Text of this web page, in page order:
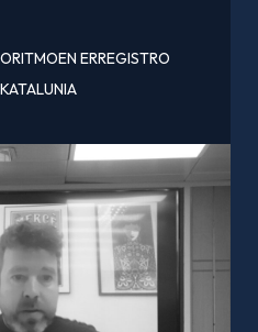
ERREGISTRO
KATALUNIA